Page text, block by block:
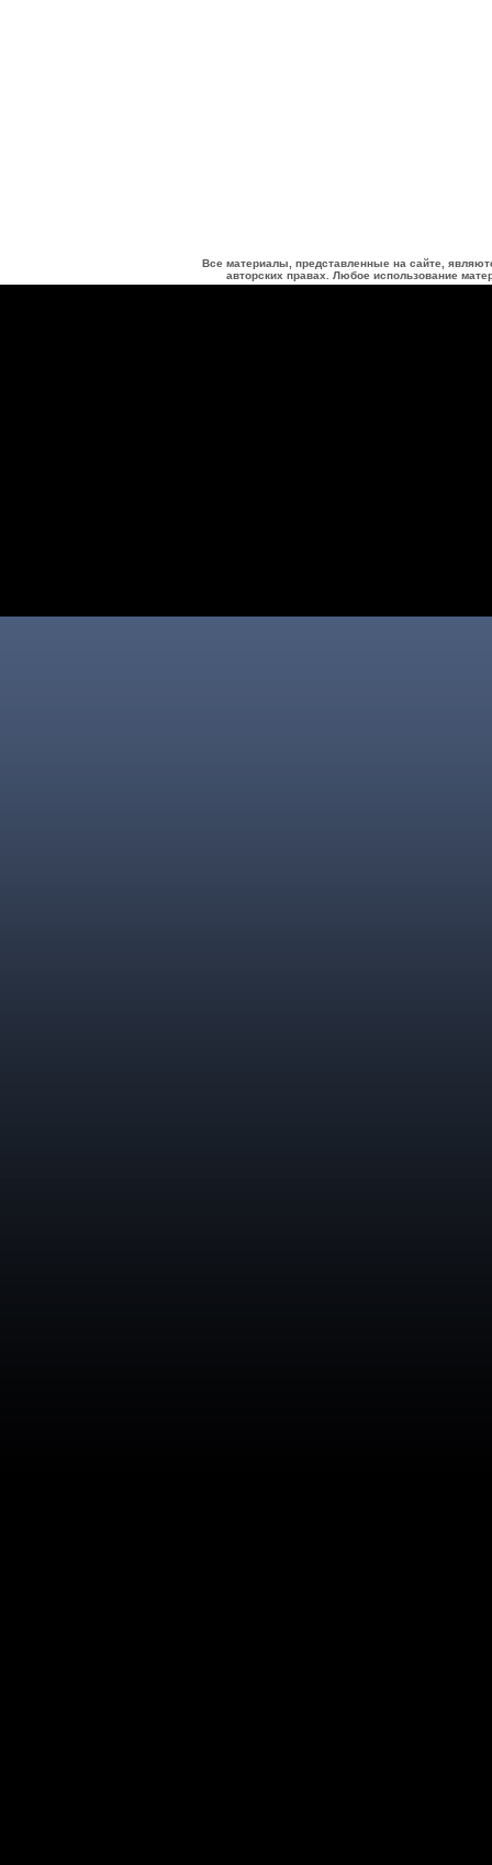
Все материалы, представленные на сайте,
авторских правах. Любое использование